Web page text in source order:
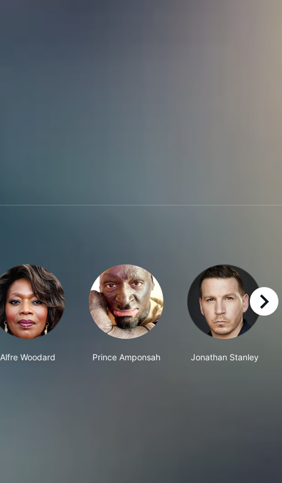
Alfre Woodard Prince Amponsah Jonathan Stanley
right